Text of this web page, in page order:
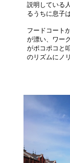
説明している
るうちに息子
フードコート
が漂い、ワー
がポコポコと
のリズムにノ